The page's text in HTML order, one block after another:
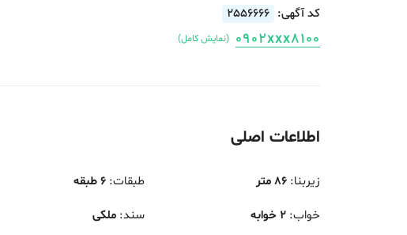
کد آگهی: 2556666
0902xxx8100 (نمایش کامل)
اطلاعات اصلی
زیربنا: 86 متر طبقات: 6 طبقه
خواب: 2 خوابه سند: ملکی